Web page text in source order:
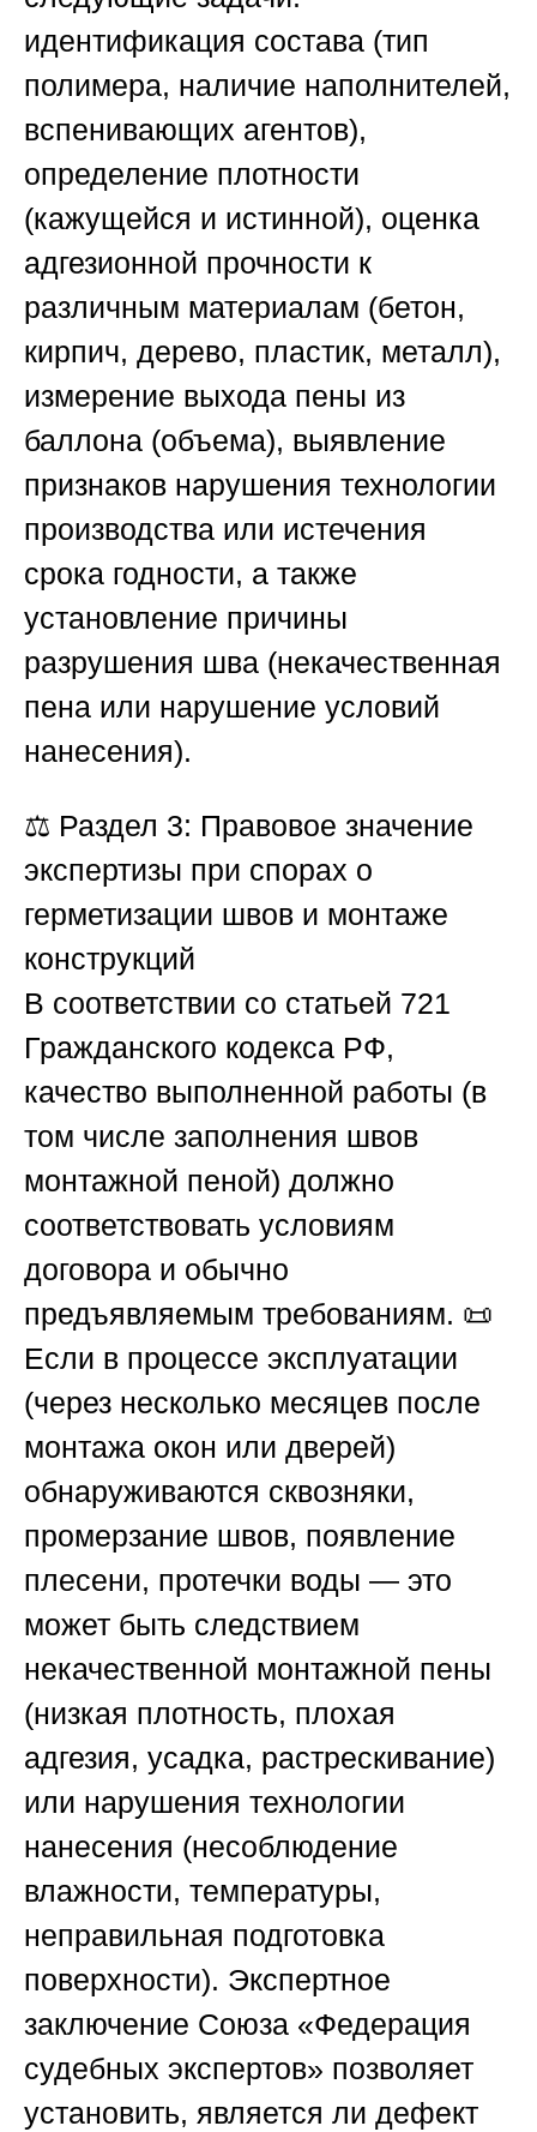
идентификация состава (тип
полимера, наличие наполнителей,
вспенивающих агентов),
определение плотности
(кажущейся и истинной), оценка
адгезионной прочности к
различным материалам (бетон,
кирпич, дерево, пластик, металл),
измерение выхода пены из
баллона (объема), выявление
признаков нарушения технологии
производства или истечения
срока годности, а также
установление причины
разрушения шва (некачественная
пена или нарушение условий
нанесения).
⚖️ Раздел 3: Правовое значение
экспертизы при спорах о
герметизации швов и монтаже
конструкций
В соответствии со статьей 721
Гражданского кодекса РФ,
качество выполненной работы (в
том числе заполнения швов
монтажной пеной) должно
соответствовать условиям
договора и обычно
предъявляемым требованиям. 📜
Если в процессе эксплуатации
(через несколько месяцев после
монтажа окон или дверей)
обнаруживаются сквозняки,
промерзание швов, появление
плесени, протечки воды — это
может быть следствием
некачественной монтажной пены
(низкая плотность, плохая
адгезия, усадка, растрескивание)
или нарушения технологии
нанесения (несоблюдение
влажности, температуры,
неправильная подготовка
поверхности). Экспертное
заключение Союза «Федерация
судебных экспертов» позволяет
установить, является ли дефект